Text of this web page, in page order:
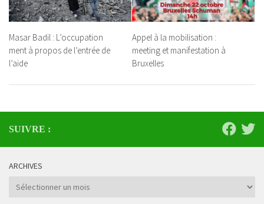
Masar Badil : L’occupation
ment à propos de l’entrée de
l’aide
Appel à la mobilisation :
meeting et manifestation à
Bruxelles
SUIVRE :
ARCHIVES
Archives